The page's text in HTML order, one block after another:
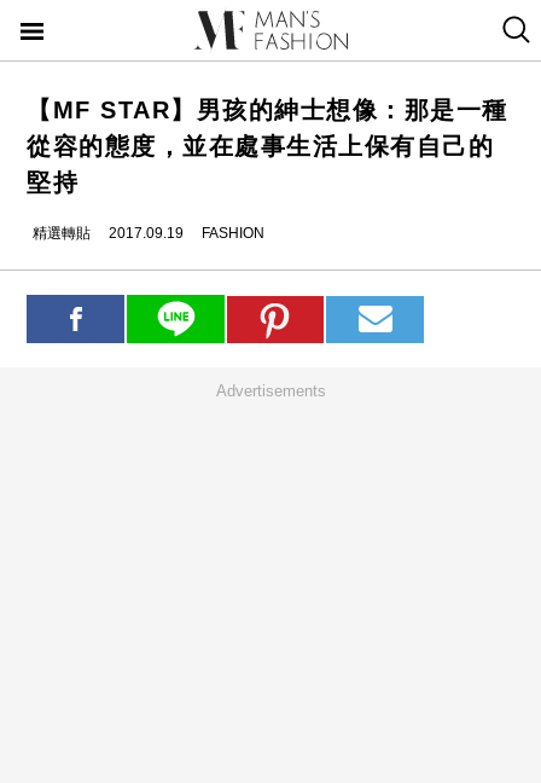
【MF STAR】男孩的紳士想像：那是一種
從容的態度，並在處事生活上保有自己的
堅持
精選轉貼 2017.09.19 FASHION
Advertisements